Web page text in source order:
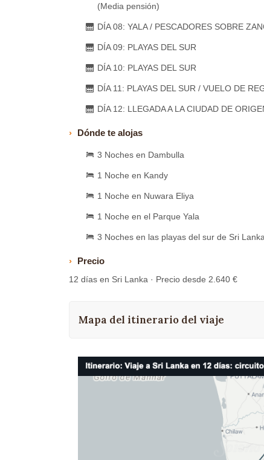
(Media pensión)
DÍA 08: YALA / PESCADORES SOBRE
DÍA 09: PLAYAS DEL SUR
DÍA 10: PLAYAS DEL SUR
DÍA 11: PLAYAS DEL SUR / VUELO DE
DÍA 12: LLEGADA A LA CIUDAD DE
Dónde te alojas
3 Noches en Dambulla
1 Noche en Kandy
1 Noche en Nuwara Eliya
1 Noche en el Parque Yala
3 Noches en las playas del sur de Sri
Precio
12 días en Sri Lanka · Precio desde 2.640 €
Mapa del itinerario del viaje